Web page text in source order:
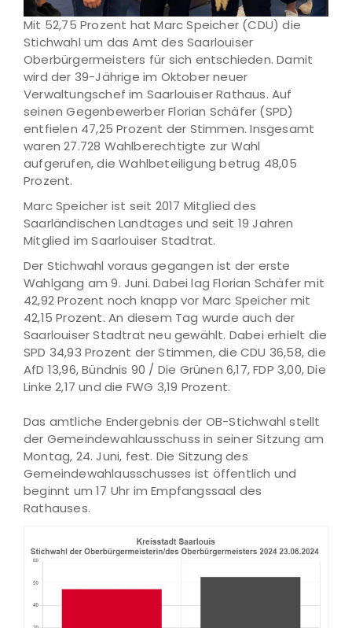
Mit 52,75 Prozent hat Marc Speicher (CDU) die
Stichwahl um das Amt des Saarlouiser
Oberbürgermeisters für sich entschieden. Damit
wird der 39-Jährige im Oktober neuer
Verwaltungschef im Saarlouiser Rathaus. Auf
seinen Gegenbewerber Florian Schäfer (SPD)
entfielen 47,25 Prozent der Stimmen. Insgesamt
waren 27.728 Wahlberechtigte zur Wahl
aufgerufen, die Wahlbeteiligung betrug 48,05
Prozent.
Marc Speicher ist seit 2017 Mitglied des
Saarländischen Landtages und seit 19 Jahren
Mitglied im Saarlouiser Stadtrat.
Der Stichwahl voraus gegangen ist der erste
Wahlgang am 9. Juni. Dabei lag Florian Schäfer mit
42,92 Prozent noch knapp vor Marc Speicher mit
42,15 Prozent. An diesem Tag wurde auch der
Saarlouiser Stadtrat neu gewählt. Dabei erhielt die
SPD 34,93 Prozent der Stimmen, die CDU 36,58, die
AfD 13,96, Bündnis 90 / Die Grünen 6,17, FDP 3,00, Die
Linke 2,17 und die FWG 3,19 Prozent.
Das amtliche Endergebnis der OB-Stichwahl stellt
der Gemeindewahlausschuss in seiner Sitzung am
Montag, 24. Juni, fest. Die Sitzung des
Gemeindewahlausschusses ist öffentlich und
beginnt um 17 Uhr im Empfangssaal des
Rathauses.